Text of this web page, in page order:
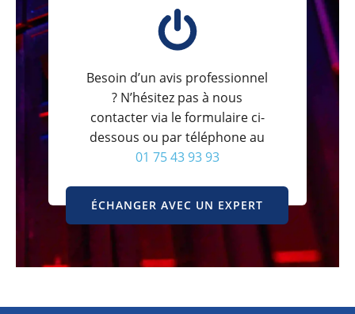
Besoin d’un avis professionnel
? N’hésitez pas à nous
contacter via le formulaire ci-
dessous ou par téléphone au
01 75 43 93 93
ÉCHANGER AVEC UN EXPERT